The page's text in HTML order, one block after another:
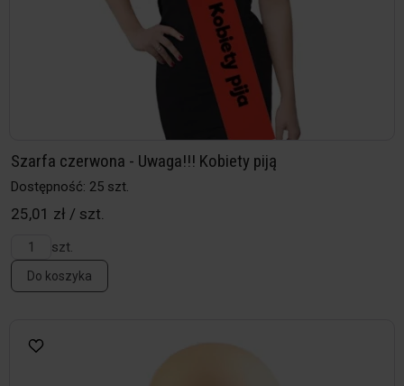
Szarfa czerwona - Uwaga!!! Kobiety piją
Dostępność: 25 szt.
25,01 zł / szt.
szt.
Do koszyka